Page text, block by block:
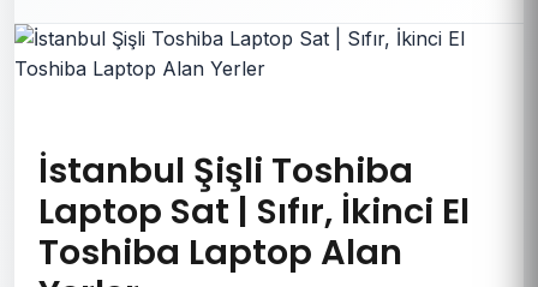
İstanbul Şişli Toshiba
Laptop Sat | Sıfır, İkinci El
Toshiba Laptop Alan